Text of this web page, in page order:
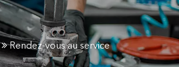
Rendez-vous au service